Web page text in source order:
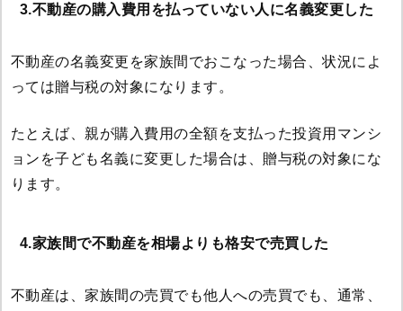
3.不動産の購入費用を払っていない人に名義変更した
不動産の名義変更を家族間でおこなった場合、状況によ
っては贈与税の対象になります。
たとえば、親が購入費用の全額を支払った投資用マンシ
ョンを子ども名義に変更した場合は、贈与税の対象にな
ります。
4.家族間で不動産を相場よりも格安で売買した
不動産は、家族間の売買でも他人への売買でも、通常、